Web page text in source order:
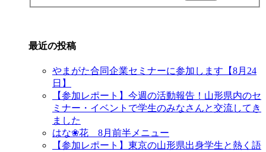
最近の投稿
やまがた合同企業セミナーに参加します【8月24
日】
【参加レポート】今週の活動報告！山形県内のセ
ミナー・イベントで学生のみなさんと交流してき
ました
はな❀花 8月前半メニュー
【参加レポート】東京の山形県出身学生と熱く語